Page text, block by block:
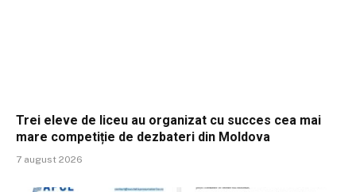
Trei eleve de liceu au organizat cu succes cea mai
mare competiție de dezbateri din Moldova
7 august 2026